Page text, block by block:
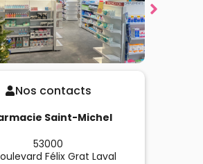
Nos contacts
Saint-Michel
53000
Félix Grat Laval